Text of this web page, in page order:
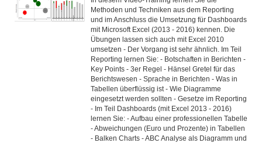
Methoden und Techniken aus dem Reporting
und im Anschluss die Umsetzung für Dashboards
mit Microsoft Excel (2013 - 2016) kennen. Die
Übungen lassen sich auch mit Excel 2010
umsetzen - Der Vorgang ist sehr ähnlich. Im Teil
Reporting lernen Sie: - Botschaften in Berichten -
Key Points - 3er Regel - Hänsel Gretel für das
Berichtswesen - Sprache in Berichten - Was in
Tabellen überflüssig ist - Wie Diagramme
eingesetzt werden sollten - Gesetze im Reporting
- Im Teil Dashboards (mit Excel 2013 - 2016)
lernen Sie: - Aufbau einer professionellen Tabelle
- Abweichungen (Euro und Prozente) in Tabellen
- Balken Charts - ABC Analyse als Diagramm und